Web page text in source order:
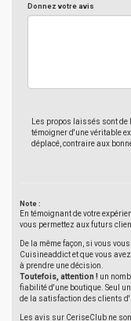
Donnez votre avis
Les propos laissés sont
témoigner d'une véritable
déplacé, contraire aux
Note :
En témoignant de votre
vous permettez aux futurs
De la même façon, si vous
Cuisineaddict et que vous
à prendre une décision.
Toutefois, attention ! un
fiabilité d'une boutique. Seul
de la satisfaction des clients
Les avis sur CeriseClub ne